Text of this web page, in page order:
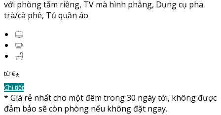
với phòng tắm riêng, TV mà hình phẳng, Dụng cụ pha
trà/cà phê, Tủ quần áo
từ€*
Chi tiết
* Giá rẻ nhất cho một đêm trong 30 ngày tới, không được
đảm bảo sẽ còn phòng nếu không đặt ngay.